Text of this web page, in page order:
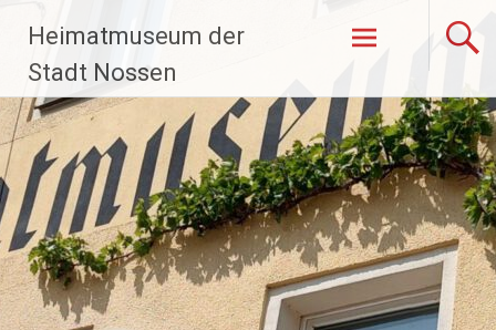
Inhalt
springen
Heimatmuseum der
Stadt Nossen